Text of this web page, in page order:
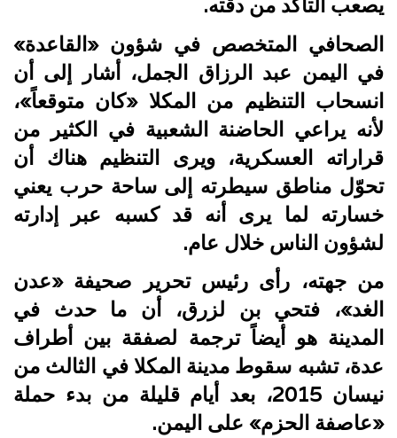
يصعب التأكد من دقته.
الصحافي المتخصص في شؤون «القاعدة»
في اليمن عبد الرزاق الجمل، أشار إلى أن
انسحاب التنظيم من المكلا «كان متوقعاً»،
لأنه يراعي الحاضنة الشعبية في الكثير من
قراراته العسكرية، ويرى التنظيم هناك أن
تحوّل مناطق سيطرته إلى ساحة حرب يعني
خسارته لما يرى أنه قد كسبه عبر إدارته
لشؤون الناس خلال عام.
من جهته، رأى رئيس تحرير صحيفة «عدن
الغد»، فتحي بن لزرق، أن ما حدث في
المدينة هو أيضاً ترجمة لصفقة بين أطراف
عدة، تشبه سقوط مدينة المكلا في الثالث من
نيسان 2015، بعد أيام قليلة من بدء حملة
«عاصفة الحزم» على اليمن.